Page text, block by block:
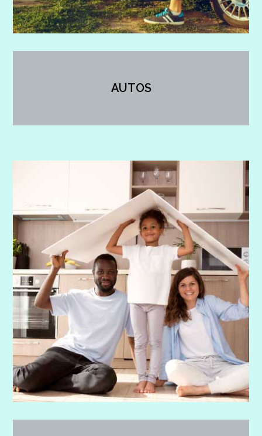
AUTOS